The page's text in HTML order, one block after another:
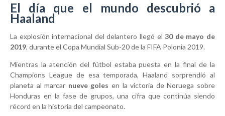
El día que el mundo descubrió a
Haaland
La explosión internacional del delantero llegó el30 de mayo de
2019, durante el Copa Mundial Sub-20 de la FIFA Polonia 2019.
Mientras la atención del fútbol estaba puesta en la final de la
Champions League de esa temporada, Haaland sorprendió al
planeta al marcar nueve goles en la victoria de Noruega sobre
Honduras en la fase de grupos, una cifra que continúa siendo
récord en la historia del campeonato.